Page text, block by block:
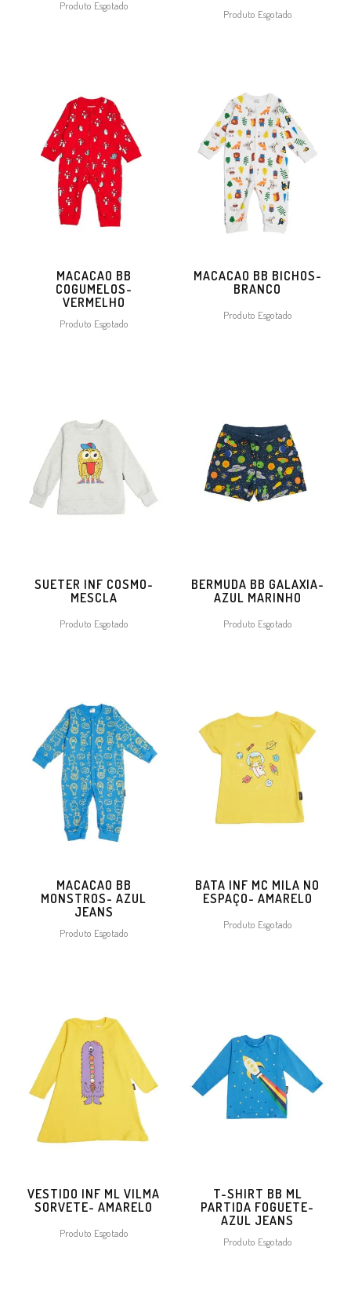
Produto Esgotado
Produto Esgotado
MACACAO BB
COGUMELOS-
VERMELHO
Produto Esgotado
MACACAO BB BICHOS-
BRANCO
Produto Esgotado
SUETER INF COSMO-
MESCLA
Produto Esgotado
BERMUDA BB GALAXIA-
AZUL MARINHO
Produto Esgotado
MACACAO BB
MONSTROS- AZUL
JEANS
Produto Esgotado
BATA INF MC MILA NO
ESPAÇO- AMARELO
Produto Esgotado
VESTIDO INF ML VILMA
SORVETE- AMARELO
Produto Esgotado
T-SHIRT BB ML
PARTIDA FOGUETE-
AZUL JEANS
Produto Esgotado